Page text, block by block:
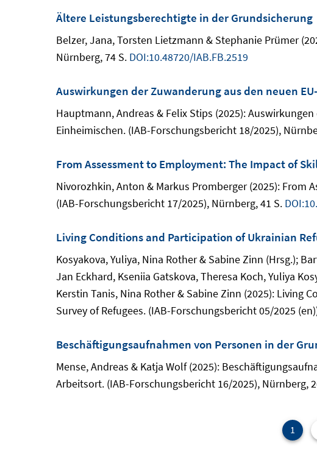
Ältere Leistungsberechtigte in der Grundsicherung
Belzer, Jana, Torsten Lietzmann & Stephanie Prümer
Nürnberg, 74 S. DOI:10.48720/IAB.FB.2519
Auswirkungen der Zuwanderung aus den neuen
Hauptmann, Andreas & Felix Stips (2025):
Einheimischen. (IAB-Forschungsbericht 18/2025),
From Assessment to Employment: The Impact of
Nivorozhkin, Anton & Markus Promberger (2025): From
(IAB-Forschungsbericht 17/2025), Nürnberg, 41 S.
Living Conditions and Participation of Ukrainian
Kosyakova, Yuliya, Nina Rother & Sabine Zinn (Hrsg.);
Jan Eckhard, Kseniia Gatskova, Theresa Koch, Yuliya
Kerstin Tanis, Nina Rother & Sabine Zinn (2025): Living
Survey of Refugees. (IAB-Forschungsbericht 05/2025
Beschäftigungsaufnahmen von Personen in der
Mense, Andreas & Katja Wolf (2025):
Arbeitsort. (IAB-Forschungsbericht 16/2025), Nürnberg,
1